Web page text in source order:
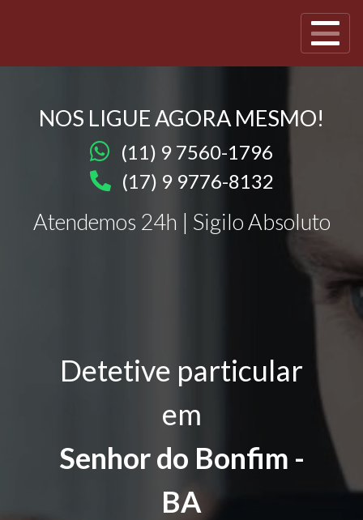
NOS LIGUE AGORA MESMO!
(11) 9 7560-1796
(17) 9 9776-8132
Atendemos 24h | Sigilo Absoluto
Detetive particular
em
Senhor do Bonfim -
BA